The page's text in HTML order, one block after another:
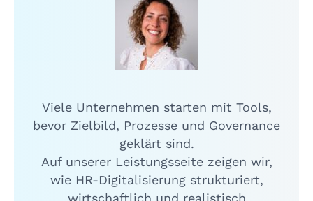
Viele Unternehmen starten mit Tools,
bevor Zielbild, Prozesse und Governance
geklärt sind.
Auf unserer Leistungsseite zeigen wir,
wie HR-Digitalisierung strukturiert,
wirtschaftlich und realistisch